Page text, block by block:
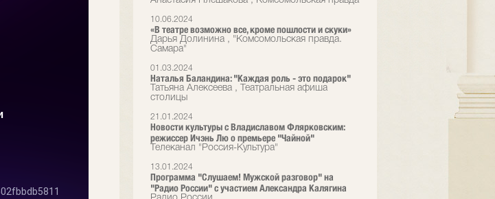
10.06.2024
«В театре возможно все, кроме пошлости и скуки»
Дарья Долинина , "Комсомольская правда.
Самара"
01.03.2024
Наталья Баландина: "Каждая роль - это подарок"
Татьяна Алексеева , Театральная афиша
столицы
21.01.2024
Новости культуры с Владиславом Флярковским:
режиссер Ичэнь Лю о премьере "Чайной"
Телеканал "Россия-Культура"
13.01.2024
Программа "Слушаем! Мужской раз­говор" на
"Радио России" с уч­астием Александра Ка­лягина